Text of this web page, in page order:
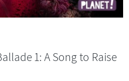
1: A Song to Raise